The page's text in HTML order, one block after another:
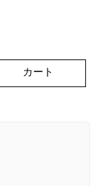
カート